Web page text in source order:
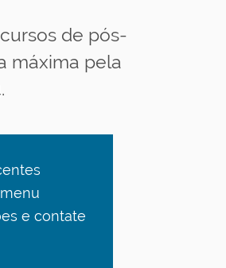
de pós-
máxima pela
e contate